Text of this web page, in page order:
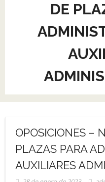
Noticias
Aulacom
Tienda
DE
OPOSICIONES –
PLAZAS PARA
AUXILIARES